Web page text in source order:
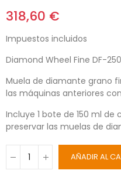
318,60 €
Impuestos incluidos
Diamond Wheel Fine DF-
Muela de diamante grano
las máquinas anteriores
Incluye 1 bote de 150 ml
preservar las muelas de
AÑADIR AL